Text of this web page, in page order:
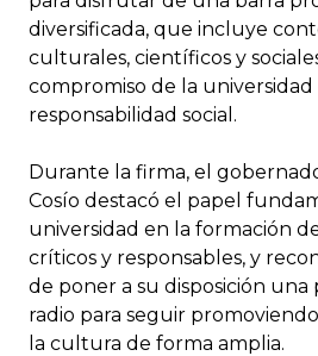
diversificada, que incluye
culturales, científicos y
compromiso de la
responsabilidad social.
Durante la firma, el
Cosío destacó el papel
universidad en la formación
críticos y responsables, y
de poner a su disposición
radio para seguir
la cultura de forma amplia.